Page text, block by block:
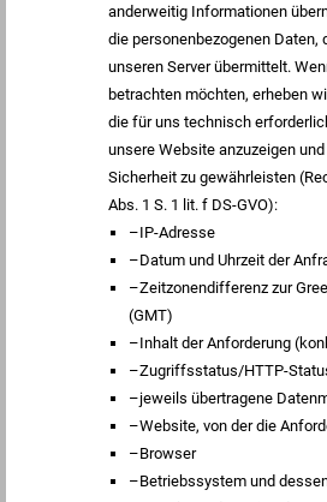
anderweitig Informationen
die personenbezogenen Daten,
unseren Server übermittelt.
betrachten möchten, erheben
die für uns technisch
unsere Website anzuzeigen
Sicherheit zu gewährleisten
Abs. 1 S. 1 lit. f DS-GVO):
–IP-Adresse
–Datum und Uhrzeit der
–Zeitzonendifferenz zur
(GMT)
–Inhalt der Anforderung
–Zugriffsstatus/HTTP-
–jeweils übertragene
–Website, von der die
–Browser
–Betriebssystem und